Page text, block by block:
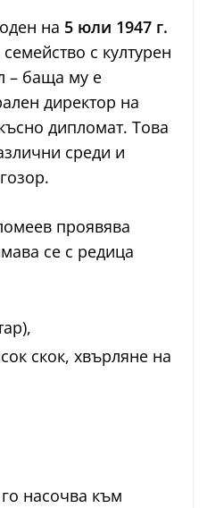
на 5 юли 1947 г.
с културен
– баща му е
директор на
дипломат. Това
среди и
проявява
се с редица
скок, хвърляне на
насочва към